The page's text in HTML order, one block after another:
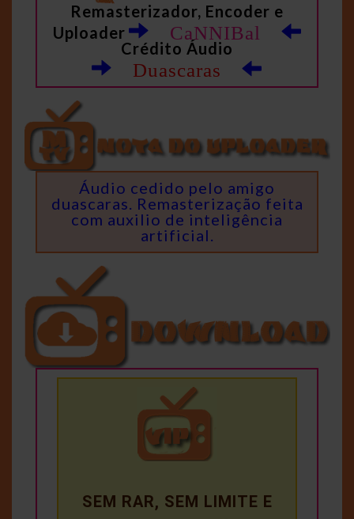
Remasterizador, Encoder e
Uploader
CaNNIBal
Crédito Áudio
Duascaras
Áudio cedido pelo amigo
duascaras. Remasterização feita
com auxilio de inteligência
artificial.
SEM RAR, SEM LIMITE E